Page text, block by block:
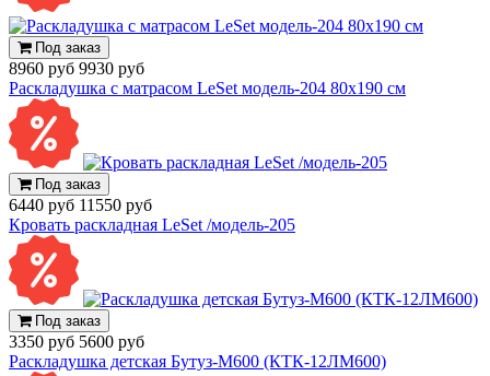
Под заказ
8960 руб 9930 руб
Раскладушка с матрасом LeSet модель-204 80х190 см
Под заказ
6440 руб 11550 руб
Кровать раскладная LeSet /модель-205
Под заказ
3350 руб 5600 руб
Раскладушка детская Бутуз-М600 (КТК-12ЛМ600)